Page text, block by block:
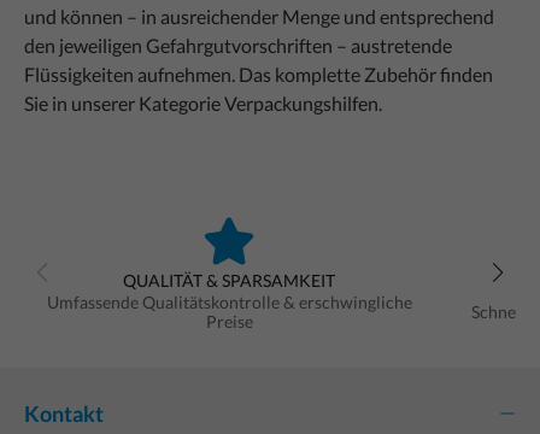
und können – in ausreichender Menge und entsprechend
den jeweiligen Gefahrgutvorschriften – austretende
Flüssigkeiten aufnehmen. Das komplette Zubehör finden
Sie in unserer Kategorie Verpackungshilfen.
QUALITÄT & SPARSAMKEIT
Umfassende Qualitätskontrolle & erschwingliche
Preise
Schnelle
Kontakt